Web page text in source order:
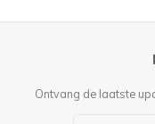
Ontvang de laatste